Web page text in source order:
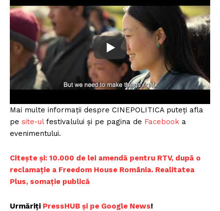
Mai multe informații despre CINEPOLITICA puteți afla
pe site-ulfestivalului și pe pagina de Facebook a
evenimentului.
Citește și: 10.000 de lei amendă pentru RTV, după o
reclamație a Freedom House România. Realitatea
Plus, somație publică
Urmăriți PressHUB și pe Google News!